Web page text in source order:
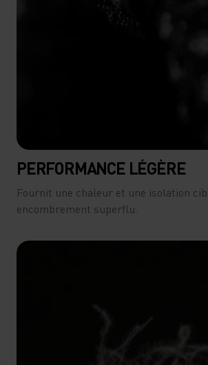
PERFORMANCE LÉGÈRE
Fournit une chaleur et une isolation
encombrement superflu.